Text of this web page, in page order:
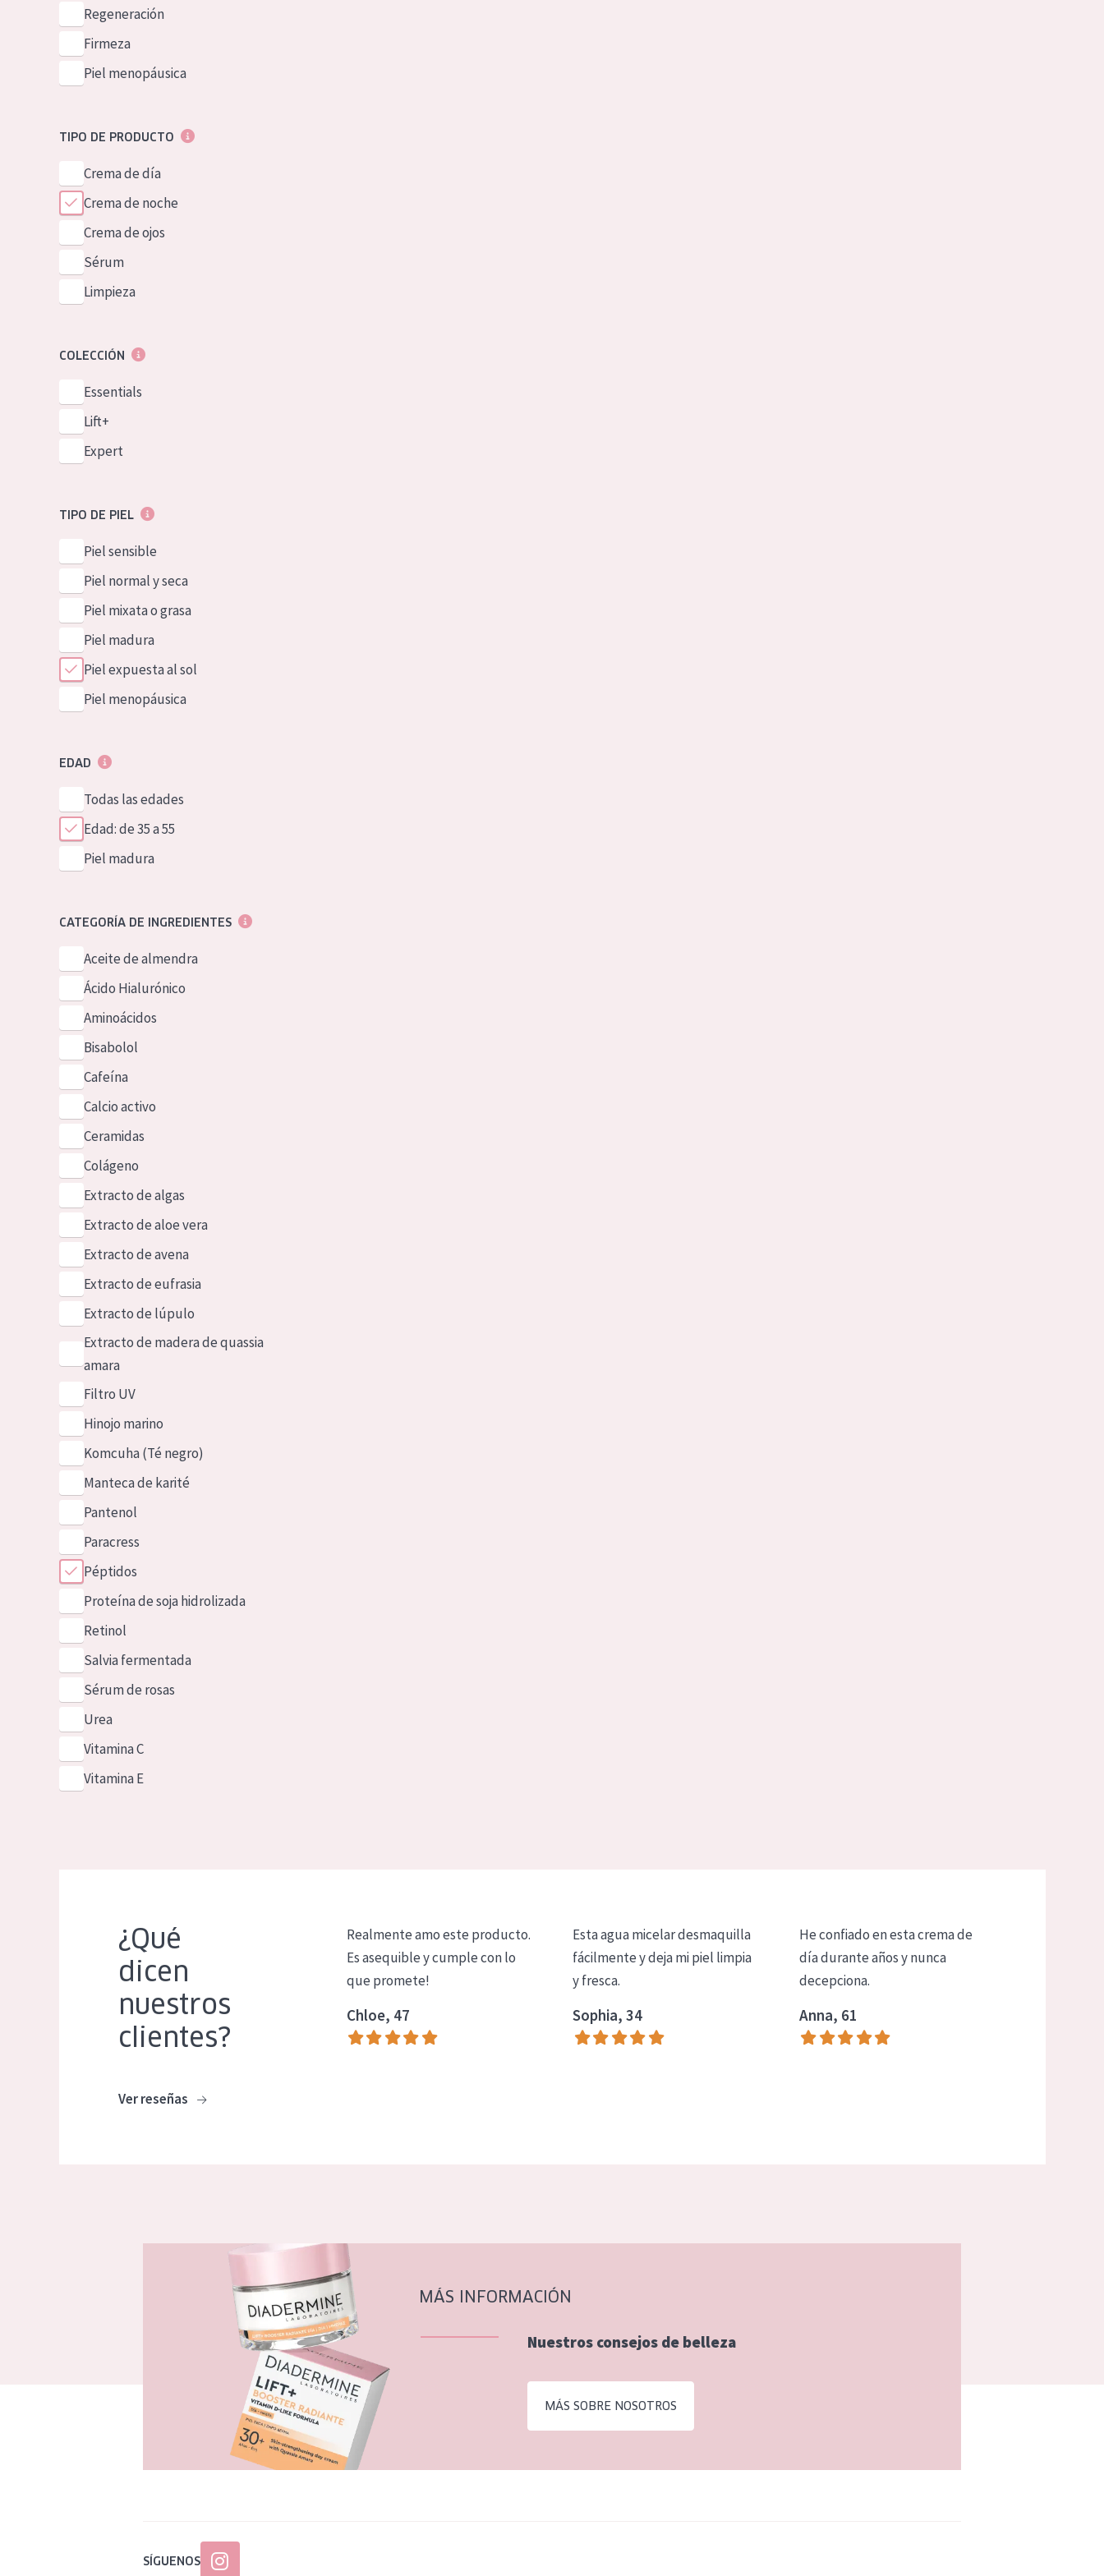
German
Spanish
Greek
Regeneración
Firmeza
Piel menopáusica
TIPO DE PRODUCTO
Crema de día
Crema de noche
Crema de ojos
Sérum
Limpieza
COLECCIÓN
Essentials
Lift+
Expert
TIPO DE PIEL
Piel sensible
Piel normal y seca
Piel mixata o grasa
Piel madura
Piel expuesta al sol
Piel menopáusica
EDAD
Todas las edades
Edad: de 35 a 55
Piel madura
CATEGORÍA DE INGREDIENTES
Aceite de almendra
Ácido Hialurónico
Aminoácidos
Bisabolol
Cafeína
Calcio activo
Ceramidas
Colágeno
Extracto de algas
Extracto de aloe vera
Extracto de avena
Extracto de eufrasia
Extracto de lúpulo
Extracto de madera de quassia
amara
Filtro UV
Hinojo marino
Komcuha (Té negro)
Manteca de karité
Pantenol
Paracress
Péptidos
Proteína de soja hidrolizada
Retinol
Salvia fermentada
Sérum de rosas
Urea
Vitamina C
Vitamina E
¿Qué
dicen
nuestros
clientes?
Ver reseñas
Realmente amo este producto.
Es asequible y cumple con lo
que promete!
Chloe, 47
Esta agua micelar desmaquilla
fácilmente y deja mi piel limpia
y fresca.
Sophia, 34
He confiado en esta crema de
día durante años y nunca
decepciona.
Anna, 61
MÁS INFORMACIÓN
Nuestros consejos de belleza
MÁS SOBRE NOSOTROS
SÍGUENOS